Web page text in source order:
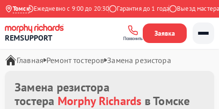
ТомскЕжедневно с 9:00 до 20:30 Гарантия до 1 года Выезд мастера
REMSUPPORT Позвонить
Заявка
Главная Ремонт тостеров Замена резистора
Замена резистора
тостера Morphy Richards в Томске